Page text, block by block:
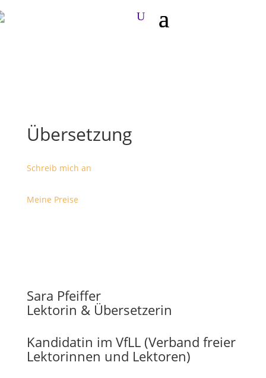
Übersetzung
Schreib mich an
Meine Preise
Sara Pfeiffer
Lektorin & Übersetzerin
Kandidatin im VfLL (Verband freier
Lektorinnen und Lektoren)